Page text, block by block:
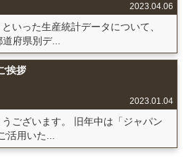
2023.04.06
いった生産統計データについて、
府県別デ...
挨拶
2023.01.04
ございます。 旧年中は「ジャパン
活用いた...